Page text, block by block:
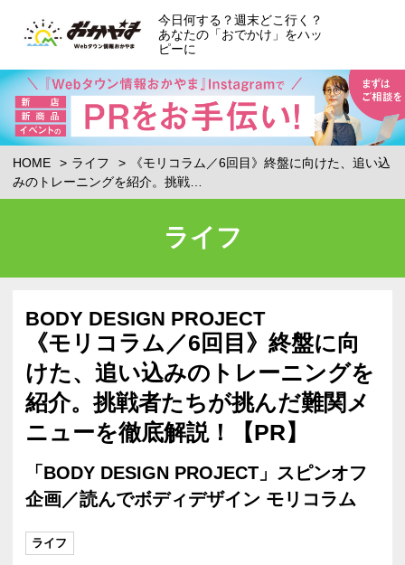
今日何する？週末どこ行く？
あなたの「おでかけ」をハッ
ピーに
HOME ライフ
《モリコラム／6回目》終盤に向けた、追い込
みのトレーニングを紹介。挑戦…
ライフ
BODY DESIGN PROJECT
《モリコラム／6回目》終盤に向
けた、追い込みのトレーニングを
紹介。挑戦者たちが挑んだ難関メ
ニューを徹底解説！【PR】
「BODY DESIGN PROJECT」スピンオフ
企画／読んでボディデザイン モリコラム
ライフ